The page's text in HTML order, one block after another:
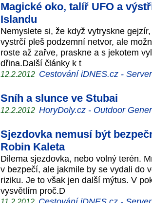
Magické oko, talíř UFO a
Islandu
Nemyslete si, že když vytryskne
vystrčí pleš podzemní netvor, ale
roste až zařve, praskne a s jekotem
dřina.Další články k t
12.2.2012 Cestování iDNES.cz -
Sníh a slunce ve Stubai
12.2.2012 HoryDoly.cz - Outdoor
Sjezdovka nemusí být
Robin Kaleta
Dilema sjezdovka, nebo volný terén.
v bezpečí, ale jakmile by se vydali do
riziku. Je to však jen další mýtus. V
vysvětlím proč.D